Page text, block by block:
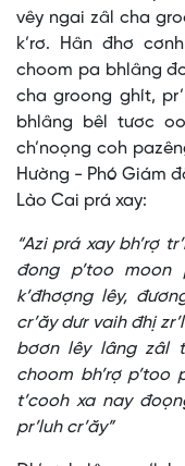
vêy ngai zâl cha
k’rơ. Hân đhơ
choom pa bhlâng
cha groong ghít,
bhlâng bêl tươc
ch’noọng coh
Hường - Phó Giám
Lào Cai prá xay:
“Azi prá xay bh’rợ
đong p’too moon
k’đhơợng lêy,
cr’ăy dưr vaih đhị
bơơn lêy lâng zâl
choom bh’rợ
t’cooh xa nay
pr’luh cr’ăy”